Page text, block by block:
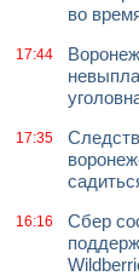
во
17:44
17:35
16:16
Сбер